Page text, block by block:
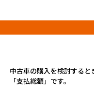
ホーム
軽ワゴン春日部店
中古車の購入を検討する
「支払総額」です。